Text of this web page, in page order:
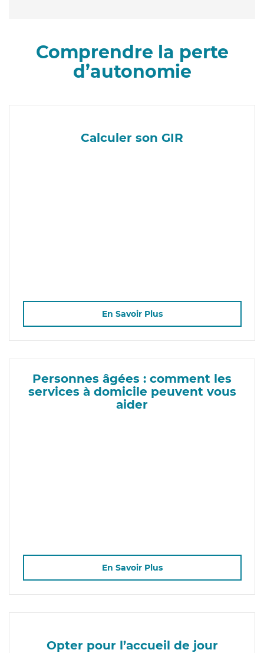
Comprendre la perte
d’autonomie
Calculer son GIR
En Savoir Plus
Personnes âgées : comment les
services à domicile peuvent vous
aider
En Savoir Plus
Opter pour l’accueil de jour